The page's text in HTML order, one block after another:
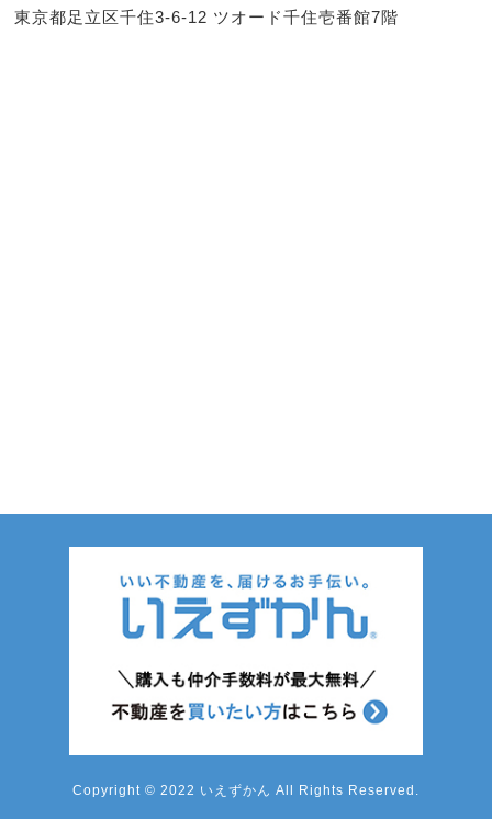
東京都足立区千住3-6-12 ツオード千住壱番館7階
Copyright © 2022 いえずかん All Rights Reserved.